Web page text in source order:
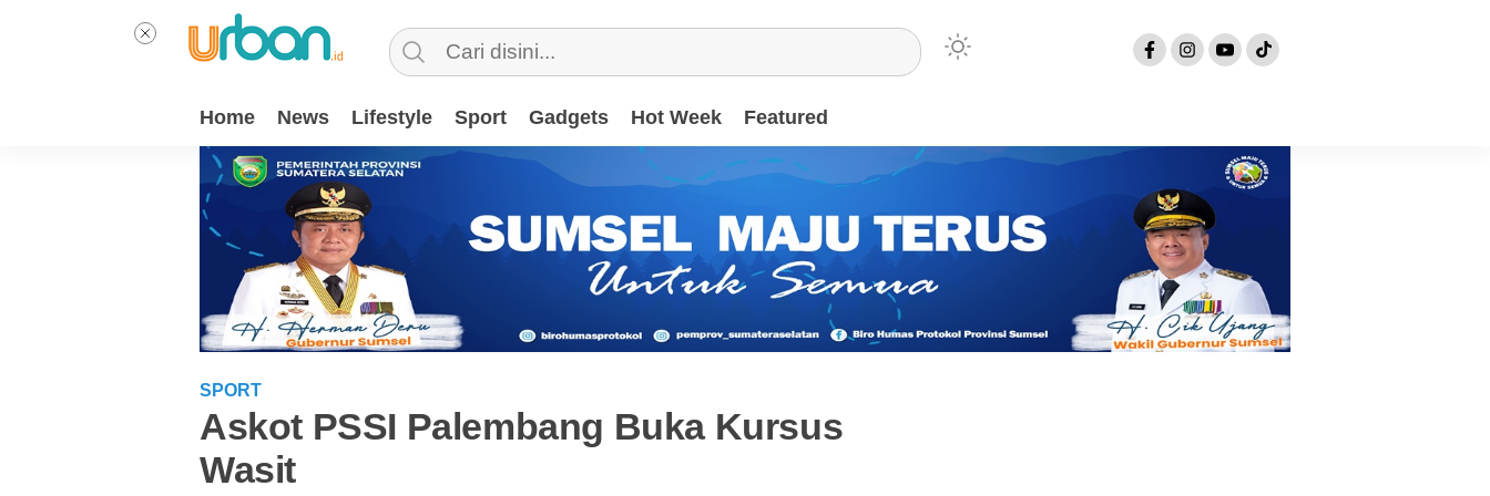
Home News Lifestyle Sport Gadgets Hot Week Featured
SPORT
Askot PSSI Palembang Buka Kursus
Wasit